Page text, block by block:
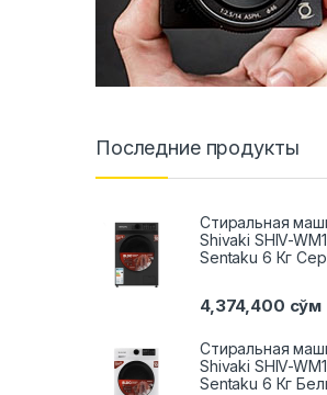
Последние продукты
Стиральная
Shivaki SHIV-
Sentaku 6 Кг
4,374,400 сўм
Стиральная
Shivaki SHIV-
Sentaku 6 Кг